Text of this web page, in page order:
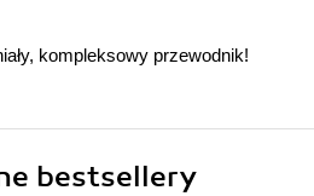
kompleksowy przewodnik!
bestsellery